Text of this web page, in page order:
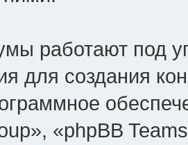
работают под
для создания
«phpBB